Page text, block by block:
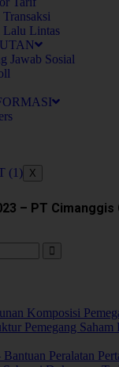
Lalu Lintas
Jawab Sosial
X
– Jalan Tol
2:39 PM
Laik Fungsi
Seksi
Jatikarya
– PT
Komposisi
Pemegang
Peralatan